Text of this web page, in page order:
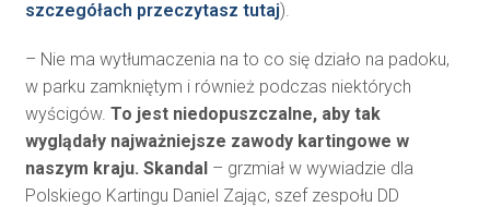
szczegółach przeczytasz tutaj).
– Nie ma wytłumaczenia na to co się działo na padoku,
w parku zamkniętym i również podczas niektórych
wyścigów. To jest niedopuszczalne, aby tak
wyglądały najważniejsze zawody kartingowe w
naszym kraju. Skandal– grzmiał w wywiadzie dla
Polskiego Kartingu Daniel Zając, szef zespołu DD